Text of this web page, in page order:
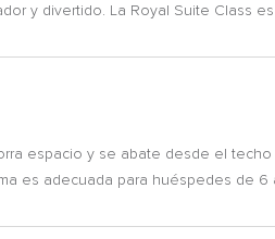
y divertido. La Royal Suite Class
espacio y se abate desde el
es adecuada para huéspedes de